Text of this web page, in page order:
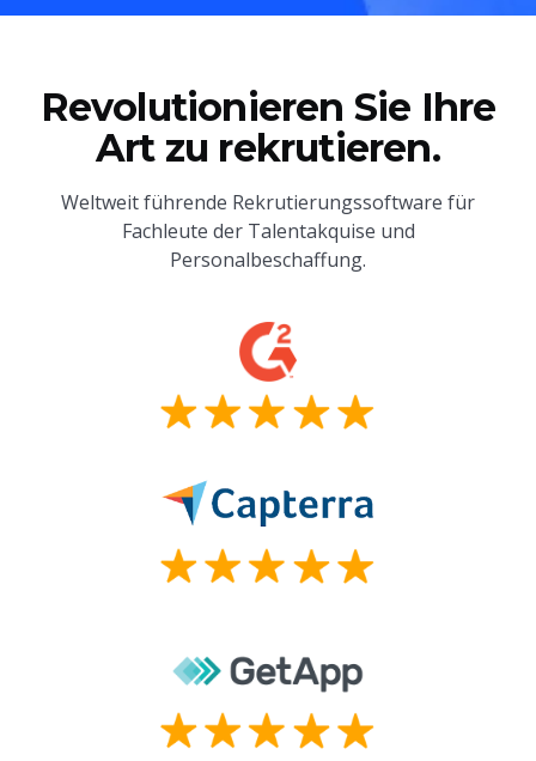
Revolutionieren Sie Ihre
Art zu rekrutieren.
Weltweit führende Rekrutierungssoftware für
Fachleute der Talentakquise und
Personalbeschaffung.